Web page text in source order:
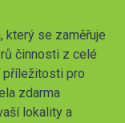
který se zaměřuje
činnosti z celé
příležitosti pro
zdarma
lokality a